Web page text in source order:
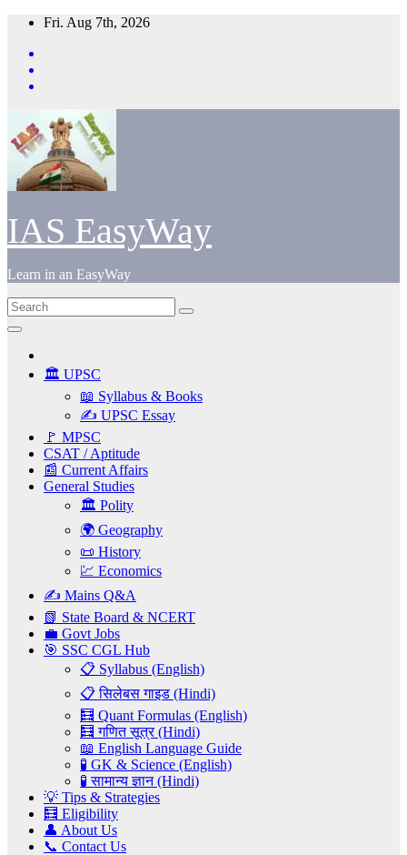
Skip
content
Fri. Aug 7th, 2026
IAS EasyWay
Learn in an EasyWay
🏛️ UPSC
📖 Syllabus & Books
✍️ UPSC Essay
🚩 MPSC
CSAT / Aptitude
📰 Current Affairs
General Studies
🏛️ Polity
🌍 Geography
📜 History
💹 Economics
✍️ Mains Q&A
📗 State Board & NCERT
💼 Govt Jobs
🎯 SSC CGL Hub
📋 Syllabus (English)
📋 सिलेबस गाइड (Hindi)
🧮 Quant Formulas (English)
🧮 गणित सूत्र (Hindi)
📖 English Language Guide
🧪 GK & Science (English)
🧪 सामान्य ज्ञान (Hindi)
💡 Tips & Strategies
🧮 Eligibility
👤 About Us
📞 Contact Us